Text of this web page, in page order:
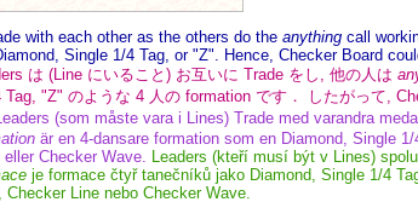
with each other as the others do the anything call
Single 1/4 Tag, or "Z". Hence, Checker Board
は (Line にいること) お互いに Trade をし, 他の人は
Tag, "Z" のような 4 人の formation です． したがって,
Leaders (som måste vara i Lines) Trade med varandra
är en 4-dansare formation som en Diamond, Single 1/
Checker Wave.
Leaders (kteří musí být v Lines)
je formace čtyř tanečníků jako Diamond, Single 1/4
Line nebo Checker Wave.